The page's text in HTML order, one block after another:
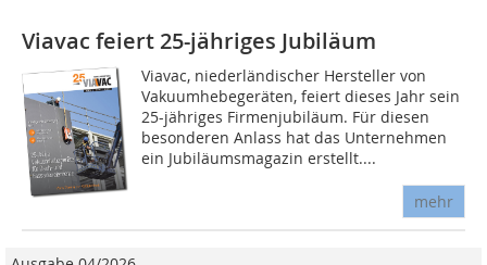
Viavac feiert 25-jähriges Jubiläum
Viavac, niederländischer Hersteller von
Vakuumhebegeräten, feiert dieses Jahr sein
25-jähriges Firmenjubiläum. Für diesen
besonderen Anlass hat das Unternehmen
ein Jubiläumsmagazin erstellt....
mehr